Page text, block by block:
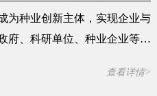
为种业创新主体，实现企业与
府、科研单位、种业企业等多
查看详情>